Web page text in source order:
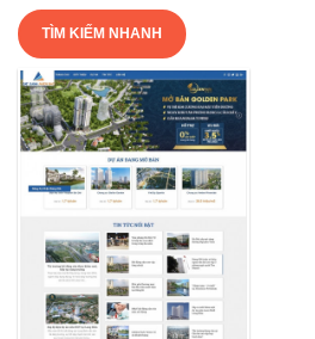
TÌM KIẾM NHANH